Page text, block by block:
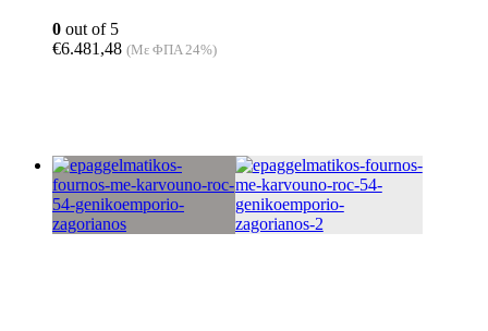
0 out of 5
€6.481,48 (Με ΦΠΑ 24%)